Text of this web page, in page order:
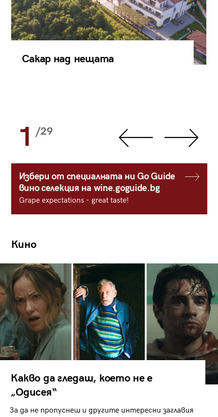
Сакар над нещата
1 /29
Избери от специалната ни Go Guide
вино селекция на wine.goguide.bg
Grape expectations - great taste!
Кино
Какво да гледаш, което не е
„Одисея“
За да не пропуснеш и другите интересни заглавия